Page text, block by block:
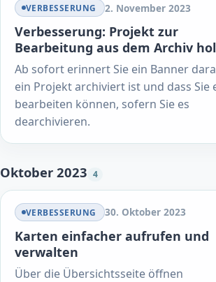
VERBESSERUNG 2. November 2023
Verbesserung: Projekt zur
Bearbeitung aus dem Archiv
Ab sofort erinnert Sie ein Banner
ein Projekt archiviert ist und dass Sie
bearbeiten können, sofern Sie es
dearchivieren.
Oktober 2023 4
VERBESSERUNG 30. Oktober 2023
Karten einfacher aufrufen und
verwalten
Über die Übersichtsseite öffnen